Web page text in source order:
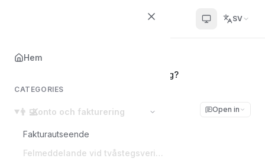
SV
Hem
CATEGORIES
👨‍💻Konto och fakturering
Fakturautseende
Felmeddelande vid tvåstegsverifiering?
Hem
Felmeddelande vid tvåstegsverifiering?
Felmeddelande vid
tvåstegsverifiering?
Open in